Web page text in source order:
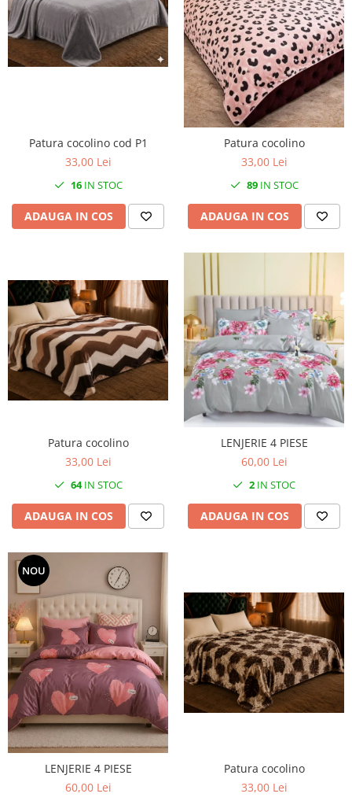
Patura cocolino cod P1
33,00 Lei
16IN STOC
ADAUGA IN COS
Patura cocolino
33,00 Lei
89IN STOC
ADAUGA IN COS
Patura cocolino
33,00 Lei
64IN STOC
ADAUGA IN COS
LENJERIE 4 PIESE
60,00 Lei
2 IN STOC
ADAUGA IN COS
NOU
LENJERIE 4 PIESE
60,00 Lei
Patura cocolino
33,00 Lei